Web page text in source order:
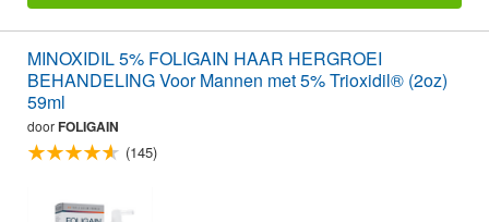
MINOXIDIL 5% FOLIGAIN HAAR HERGROEI
BEHANDELING Voor Mannen met 5% Trioxidil® (2oz)
59ml
doorFOLIGAIN
(145)